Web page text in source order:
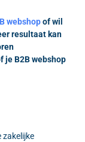
webshopof wil
resultaat kan
je B2B webshop
zakelijke